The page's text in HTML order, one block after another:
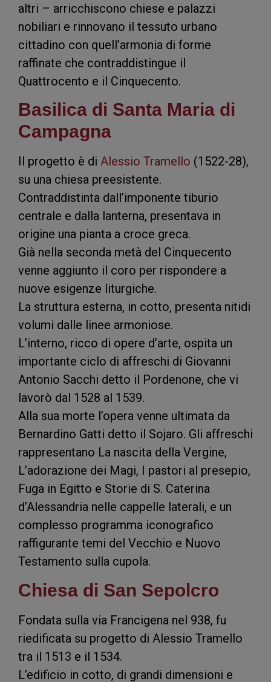
altri – arricchiscono chiese e palazzi
nobiliari e rinnovano il tessuto urbano
cittadino con quell’armonia di forme
raffinate che contraddistingue il
Quattrocento e il Cinquecento.
Basilica di Santa Maria di
Campagna
Il progetto è di Alessio Tramello (1522-28),
su una chiesa preesistente.
Contraddistinta dall’imponente tiburio
centrale e dalla lanterna, presentava in
origine una pianta a croce greca.
Già nella seconda metà del Cinquecento
venne aggiunto il coro per rispondere a
nuove esigenze liturgiche.
La struttura esterna, in cotto, presenta nitidi
volumi dalle linee armoniose.
L’interno, ricco di opere d’arte, ospita un
importante ciclo di affreschi di Giovanni
Antonio Sacchi detto il Pordenone, che vi
lavorò dal 1528 al 1539.
Alla sua morte l’opera venne ultimata da
Bernardino Gatti detto il Sojaro. Gli affreschi
rappresentano La nascita della Vergine,
L’adorazione dei Magi, I pastori al presepio,
Fuga in Egitto e Storie di S. Caterina
d’Alessandria nelle cappelle laterali, e un
complesso programma iconografico
raffigurante temi del Vecchio e Nuovo
Testamento sulla cupola.
Chiesa di San Sepolcro
Fondata sulla via Francigena nel 938, fu
riedificata su progetto di Alessio Tramello
tra il 1513 e il 1534.
L’edificio in cotto, di grandi dimensioni e